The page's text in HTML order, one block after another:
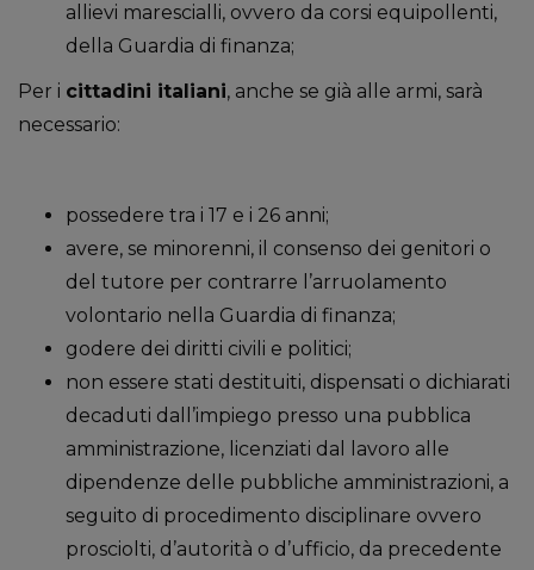
allievi marescialli, ovvero da corsi equipollenti,
della Guardia di finanza;
Per i cittadini italiani, anche se già alle armi, sarà
necessario:
possedere tra i 17 e i 26 anni;
avere, se minorenni, il consenso dei genitori o
del tutore per contrarre l’arruolamento
volontario nella Guardia di finanza;
godere dei diritti civili e politici;
non essere stati destituiti, dispensati o dichiarati
decaduti dall’impiego presso una pubblica
amministrazione, licenziati dal lavoro alle
dipendenze delle pubbliche amministrazioni, a
seguito di procedimento disciplinare ovvero
prosciolti, d’autorità o d’ufficio, da precedente